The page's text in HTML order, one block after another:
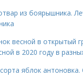
из боярышника.
весной в открытый
в 2020 году в
яблок